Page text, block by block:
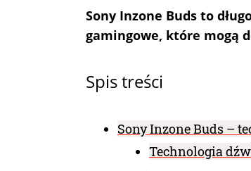
Sony Inzone Buds to
gamingowe, które mogą
Spis treści
Sony Inzone Buds –
Technologia